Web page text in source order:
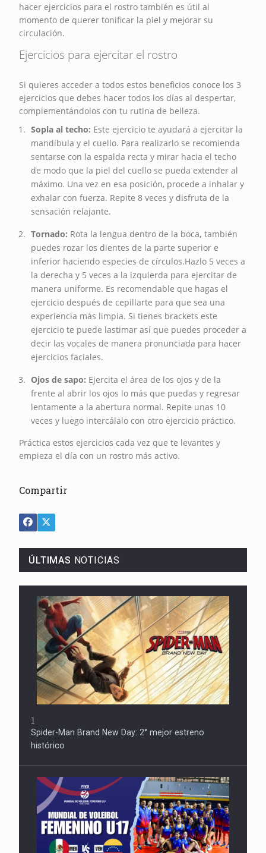
hacer ejercicios para el rostro también es útil al
momento de querer tonificar la piel y mejorar su
circulación.
Ejercicios para ejercitar el rostro
Si quieres acceder a todos estos beneficios conoce los 3
ejercicios que debes hacer todos los días al despertar,
complementándolos con tu rutina de belleza.
Sopla al techo: Este ejercicio te ayudará a ejercitar la
mandíbula y el cuello. Para realizarlo se recomienda
sentarse con la espalda recta y mirar hacia el techo
de modo que la piel del cuello se pueda extender al
máximo. Una vez en esa posición, procede a inhalar y
exhalar con fuerza. Repite 8 veces y disfruta de la
sensación relajante.
Tornado: Rota la lengua dentro de la boca,también
puedes rozar los dientes de la parte superior e
inferior haciendo especies de círculos.Hazlo 5 veces a
la derecha y 5 veces a la izquierda para ejercitar de
manera uniforme. Es recomendable que hagas el
ejercicio después de cepillarte para que sea una
experiencia más limpia. Si tienes brackets este
ejercicio te puede lastimar así que puedes proceder a
decir las vocales de manera pronunciada para hacer
ejercicios faciales.
Ojos de sapo: Ejercita el área de los ojos y de la
frente al abrir los ojos lo más que puedas y regresar
lentamente a la abertura normal. Repite unas 10
veces y luego intercálalo con otro ejercicio práctico.
Práctica estos ejercicios cada vez que te levantes y
empieza el día con un rostro más activo.
Compartir
ÚLTIMAS NOTICIAS
1
Spider-Man Brand New Day: 2° mejor estreno
histórico